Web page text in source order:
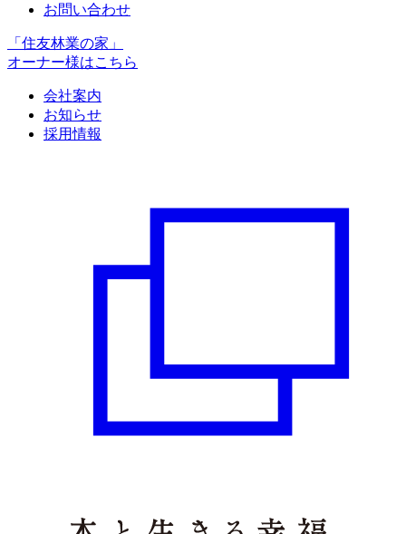
お問い合わせ
「住友林業の家」
オーナー様はこちら
会社案内
お知らせ
採用情報